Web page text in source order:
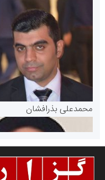
پایگاه خبری گفتمان یزد
سازمان بورس و اوراق بهادار
مرجع اخبار موثق در بازارسرمایه
محمدعلی بذرافشان